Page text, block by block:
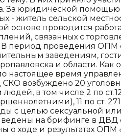
За юридической
- житель сельской
основе проводится
связанных с
В период проведения ОПМ
заведениям,
и области. Как
настоящее время
возбуждено 20
в том числе 2 по
11 по ст.
с целью сексуальной
на брифинге в ДВД
ходе и результатах ОПМ